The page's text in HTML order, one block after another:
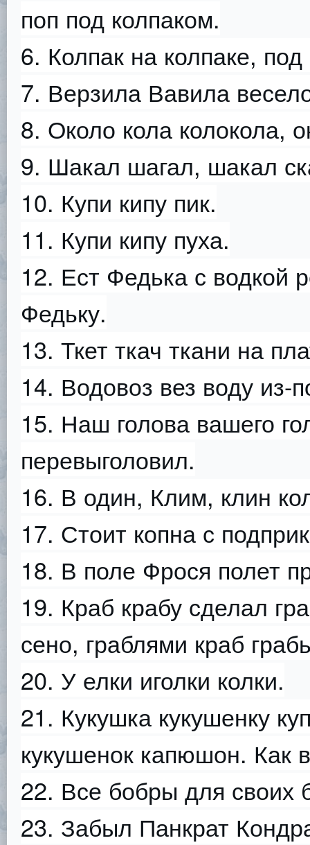
поп под колпаком.
6. Колпак на колпаке,
7. Верзила Вавила
8. Около кола колокола,
9. Шакал шагал, шакал
10. Купи кипу пик.
11. Купи кипу пуха.
12. Ест Федька с водкой
Федьку.
13. Ткет ткач ткани на
14. Водовоз вез воду из-
15. Наш голова вашего
перевыголовил.
16. В один, Клим, клин
17. Стоит копна с
18. В поле Фрося полет
19. Краб крабу сделал
сено, граблями краб
20. У елки иголки колки.
21. Кукушка кукушенку
кукушенок капюшон.
22. Все бобры для своих
23. Забыл Панкрат